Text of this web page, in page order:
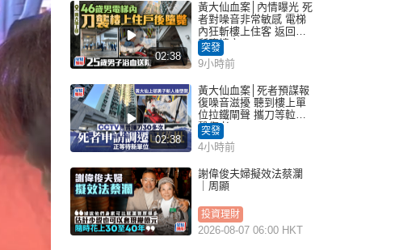
02:38
黃大仙血案│內情曝光 死
者對噪音非常敏感 電梯
內狂斬樓上住客 返回住
所墮樓亡
突發
9小時前
02:38
黃大仙血案│死者預謀報
復噪音滋擾 聽到樓上單
位拉鐵閘聲 攜刀等𨋢伏
擊傷者
突發
4小時前
謝偉俊夫婦擬效法蔡瀾
｜周顯
投資理財
2026-08-07 06:00 HKT